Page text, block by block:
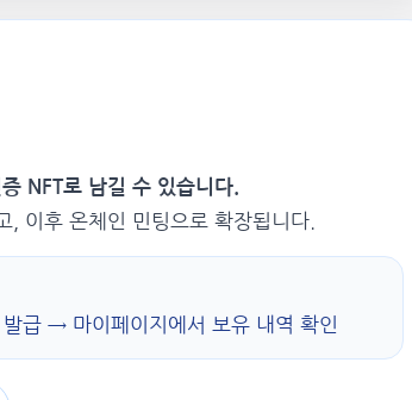
NFT로 남길 수 있습니다.
, 이후 온체인 민팅으로 확장됩니다.
급 → 마이페이지에서 보유 내역 확인